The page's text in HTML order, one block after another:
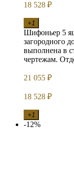
18 528 ₽
+1
Шифоньер 5
загородного
выполнена в
чертежам.
21 055 ₽
18 528 ₽
+1
-12%